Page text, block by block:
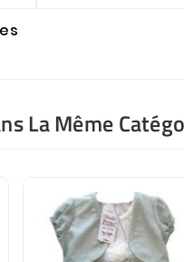
La Même